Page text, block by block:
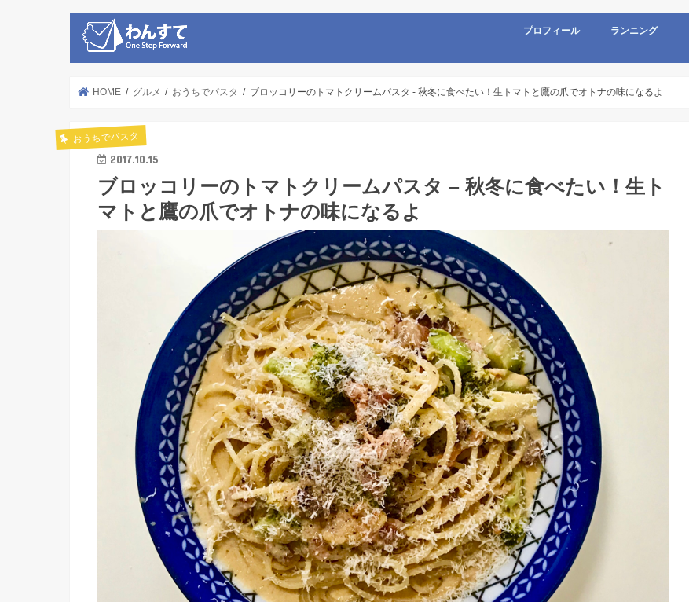
プロフィール ランニング
HOME グルメ おうちでパスタ ブロッコリーのトマトクリームパスタ - 秋冬に食べたい！生トマトと鷹の爪でオトナの味になるよ
おうちでパスタ
2017.10.15
ブロッコリーのトマトクリームパスタ – 秋冬に食べたい！生ト
マトと鷹の爪でオトナの味になるよ